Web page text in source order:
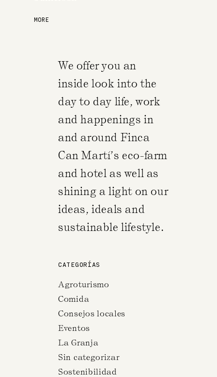
MORE
We offer you an
inside look into the
day to day life, work
and happenings in
and around Finca
Can Martí’s eco-farm
and hotel as well as
shining a light on our
ideas, ideals and
sustainable lifestyle.
CATEGORÍAS
Agroturismo
Comida
Consejos locales
Eventos
La Granja
Sin categorizar
Sostenibilidad